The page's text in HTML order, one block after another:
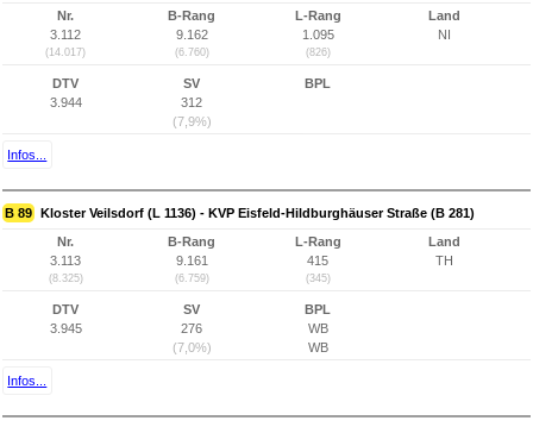
Nr.
3.112
(14.017)
B-Rang
9.162
(6.760)
L-Rang
1.095
(826)
Land
NI
DTV
3.944
SV
312
(7,9%)
BPL
Infos...
B 89 Kloster Veilsdorf (L 1136) - KVP Eisfeld-Hildburghäuser Straße (B 281)
Nr.
3.113
(8.325)
B-Rang
9.161
(6.759)
L-Rang
415
(345)
Land
TH
DTV
3.945
SV
276
(7,0%)
BPL
WB
WB
Infos...